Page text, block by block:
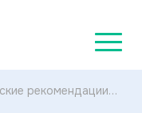
рекомендации